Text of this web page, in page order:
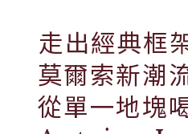
走出經典框
莫爾索新潮
從單一地塊